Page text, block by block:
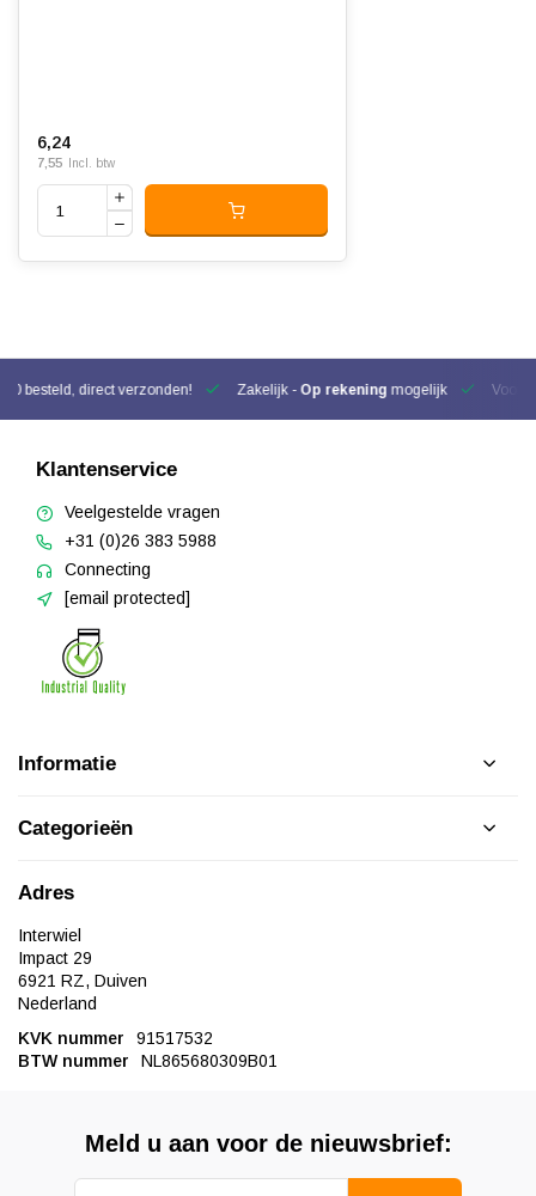
6,24
7,55 Incl. btw
besteld, direct verzonden! Zakelijk - Op rekening mogelijk Voor
Klantenservice
Veelgestelde vragen
+31 (0)26 383 5988
Connecting
[email protected]
Informatie
Categorieën
Adres
Interwiel
Impact 29
6921 RZ, Duiven
Nederland
KVK nummer
91517532
BTW nummer
NL865680309B01
Meld u aan voor de nieuwsbrief: